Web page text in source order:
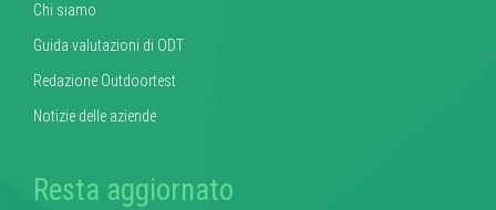
Chi siamo
Guida valutazioni di ODT
Redazione Outdoortest
Notizie delle aziende
Resta aggiornato